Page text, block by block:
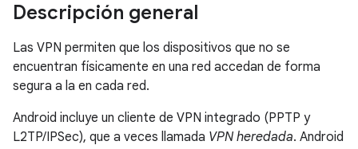
Descripción general
Las VPN permiten que los dispositivos que no se
encuentran físicamente en una red accedan de forma
segura a la en cada red.
Android incluye un cliente de VPN integrado (PPTP y
L2TP/IPSec), que a veces llamada VPN heredada. Android